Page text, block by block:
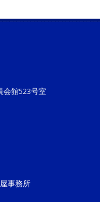
会館523号室
事務所